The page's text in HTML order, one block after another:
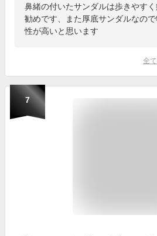
鼻緒の付いたサンダルは歩きやす
勧めです、また厚底サンダルなの
性が高いと思います
全
7